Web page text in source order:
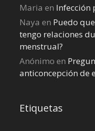
Maria en Infección
Naya en Puedo
tengo relaciones
menstrual?
Anónimo en
anticoncepción de
Etiquetas